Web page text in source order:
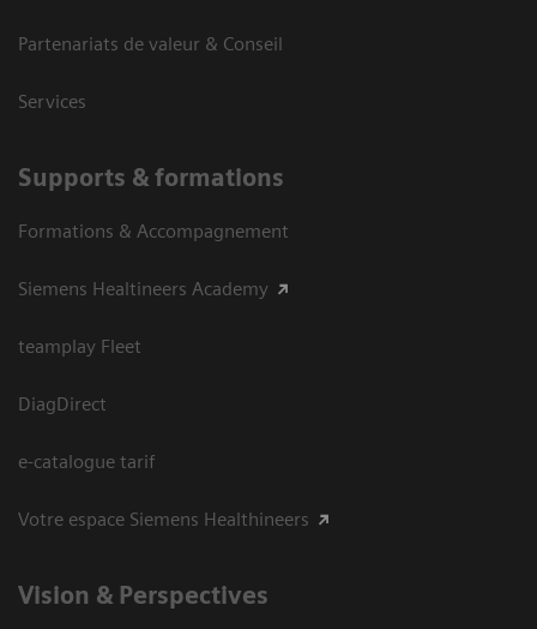
Partenariats de valeur & Conseil
Services
Supports & formations
Formations & Accompagnement
Siemens Healtineers Academy
teamplay Fleet
DiagDirect
e-catalogue tarif
Votre espace Siemens Healthineers
Vision ​& Perspectives